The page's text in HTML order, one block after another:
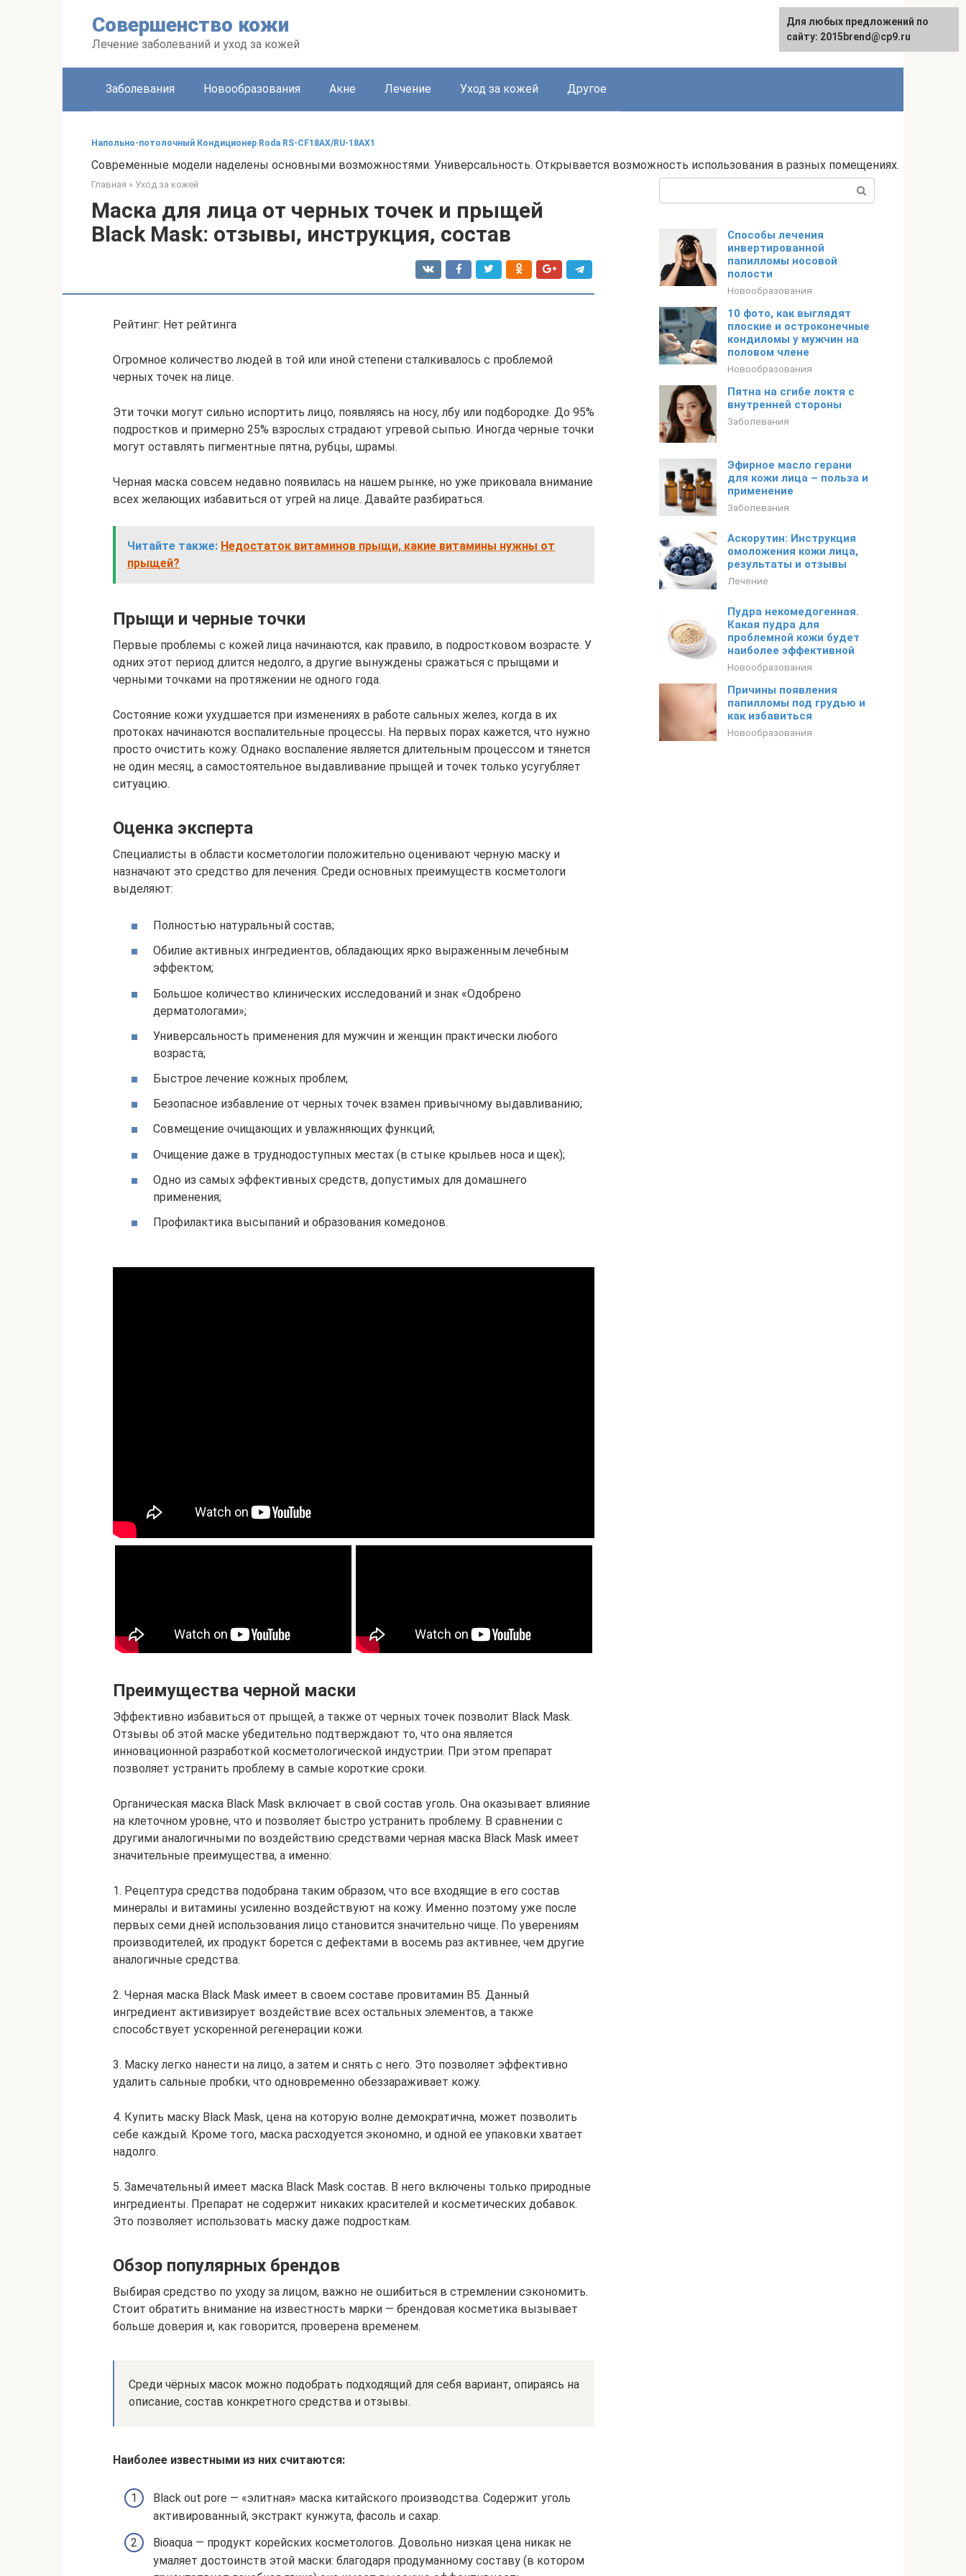
Совершенство кожи
Лечение заболеваний и уход за кожей
Заболевания Новообразования Акне Лечение Уход за кожей Другое
Напольно-потолочный Кондиционер Roda RS-CF18AX/RU-18AX1
Современные модели наделены основными возможностями. Универсальность. Открывается возможность использования в разных помещениях.
Главная » Уход за кожей
Маска для лица от черных точек и прыщей
Black Mask: отзывы, инструкция, состав
Рейтинг: Нет рейтинга
Огромное количество людей в той или иной степени сталкивалось с проблемой
черных точек на лице.
Эти точки могут сильно испортить лицо, появляясь на носу, лбу или подбородке. До 95%
подростков и примерно 25% взрослых страдают угревой сыпью. Иногда черные точки
могут оставлять пигментные пятна, рубцы, шрамы.
Черная маска совсем недавно появилась на нашем рынке, но уже приковала внимание
всех желающих избавиться от угрей на лице. Давайте разбираться.
Читайте также: Недостаток витаминов прыщи, какие витамины нужны от
прыщей?
Прыщи и черные точки
Первые проблемы с кожей лица начинаются, как правило, в подростковом возрасте. У
одних этот период длится недолго, а другие вынуждены сражаться с прыщами и
черными точками на протяжении не одного года.
Состояние кожи ухудшается при изменениях в работе сальных желез, когда в их
протоках начинаются воспалительные процессы. На первых порах кажется, что нужно
просто очистить кожу. Однако воспаление является длительным процессом и тянется
не один месяц, а самостоятельное выдавливание прыщей и точек только усугубляет
ситуацию.
Оценка эксперта
Специалисты в области косметологии положительно оценивают черную маску и
назначают это средство для лечения. Среди основных преимуществ косметологи
выделяют:
Полностью натуральный состав;
Обилие активных ингредиентов, обладающих ярко выраженным лечебным
эффектом;
Большое количество клинических исследований и знак «Одобрено
дерматологами»;
Универсальность применения для мужчин и женщин практически любого
возраста;
Быстрое лечение кожных проблем;
Безопасное избавление от черных точек взамен привычному выдавливанию;
Совмещение очищающих и увлажняющих функций;
Очищение даже в труднодоступных местах (в стыке крыльев носа и щек);
Одно из самых эффективных средств, допустимых для домашнего
применения;
Профилактика высыпаний и образования комедонов.
Преимущества черной маски
Эффективно избавиться от прыщей, а также от черных точек позволит Black Mask.
Отзывы об этой маске убедительно подтверждают то, что она является
инновационной разработкой косметологической индустрии. При этом препарат
позволяет устранить проблему в самые короткие сроки.
Органическая маска Black Mask включает в свой состав уголь. Она оказывает влияние
на клеточном уровне, что и позволяет быстро устранить проблему. В сравнении с
другими аналогичными по воздействию средствами черная маска Black Mask имеет
значительные преимущества, а именно:
1. Рецептура средства подобрана таким образом, что все входящие в его состав
минералы и витамины усиленно воздействуют на кожу. Именно поэтому уже после
первых семи дней использования лицо становится значительно чище. По уверениям
производителей, их продукт борется с дефектами в восемь раз активнее, чем другие
аналогичные средства.
2. Черная маска Black Mask имеет в своем составе провитамин B5. Данный
ингредиент активизирует воздействие всех остальных элементов, а также
способствует ускоренной регенерации кожи.
3. Маску легко нанести на лицо, а затем и снять с него. Это позволяет эффективно
удалить сальные пробки, что одновременно обеззараживает кожу.
4. Купить маску Black Mask, цена на которую волне демократична, может позволить
себе каждый. Кроме того, маска расходуется экономно, и одной ее упаковки хватает
надолго.
5. Замечательный имеет маска Black Mask состав. В него включены только природные
ингредиенты. Препарат не содержит никаких красителей и косметических добавок.
Это позволяет использовать маску даже подросткам.
Обзор популярных брендов
Выбирая средство по уходу за лицом, важно не ошибиться в стремлении сэкономить.
Стоит обратить внимание на известность марки — брендовая косметика вызывает
больше доверия и, как говорится, проверена временем.
Среди чёрных масок можно подобрать подходящий для себя вариант, опираясь на
описание, состав конкретного средства и отзывы.
Наиболее известными из них считаются:
Black out pore — «элитная» маска китайского производства. Содержит уголь
активированный, экстракт кунжута, фасоль и сахар.
Bioaqua — продукт корейских косметологов. Довольно низкая цена никак не
умаляет достоинств этой маски: благодаря продуманному составу (в котором
Способы лечения
инвертированной
папилломы носовой
полости
Новообразования
10 фото, как выглядят
плоские и остроконечные
кондиломы у мужчин на
половом члене
Новообразования
Пятна на сгибе локтя с
внутренней стороны
Заболевания
Эфирное масло герани
для кожи лица – польза и
применение
Заболевания
Аскорутин: Инструкция
омоложения кожи лица,
результаты и отзывы
Лечение
Пудра некомедогенная.
Какая пудра для
проблемной кожи будет
наиболее эффективной
Новообразования
Причины появления
папилломы под грудью и
как избавиться
Новообразования
Для любых предложений по
сайту: 2015brend@cp9.ru